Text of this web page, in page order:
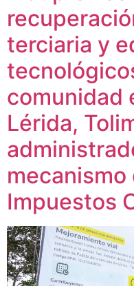
terciaria y
comunidad
Lérida,
Impuestos